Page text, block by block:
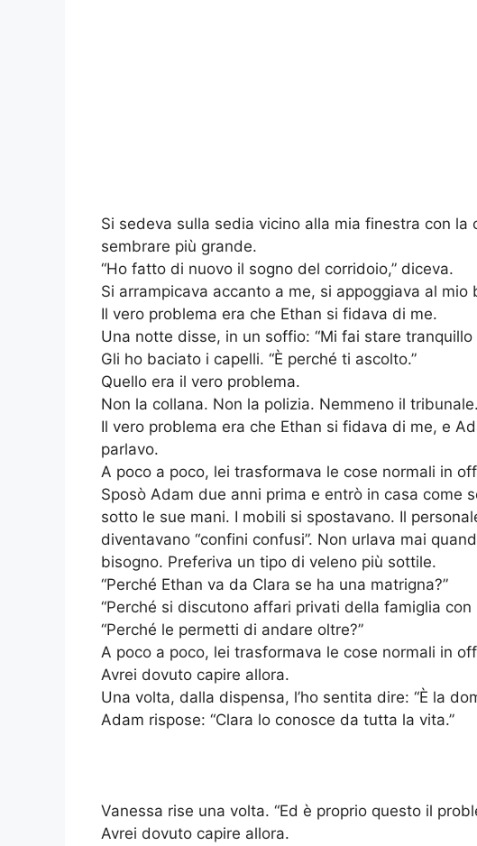
Si sedeva sulla sedia vicino alla mia finestra con
sembrare più grande.
“Ho fatto di nuovo il sogno del corridoio,” diceva.
Si arrampicava accanto a me, si appoggiava al mio
Il vero problema era che Ethan si fidava di me.
Una notte disse, in un soffio: “Mi fai stare tranquillo
Gli ho baciato i capelli. “È perché ti ascolto.”
Quello era il vero problema.
Non la collana. Non la polizia. Nemmeno il tribunale.
Il vero problema era che Ethan si fidava di me, e
parlavo.
A poco a poco, lei trasformava le cose normali in
Sposò Adam due anni prima e entrò in casa come
sotto le sue mani. I mobili si spostavano. Il
diventavano “confini confusi”. Non urlava mai
bisogno. Preferiva un tipo di veleno più sottile.
“Perché Ethan va da Clara se ha una matrigna?”
“Perché si discutono affari privati della famiglia con
“Perché le permetti di andare oltre?”
A poco a poco, lei trasformava le cose normali in
Avrei dovuto capire allora.
Una volta, dalla dispensa, l’ho sentita dire: “È la
Adam rispose: “Clara lo conosce da tutta la vita.”
Vanessa rise una volta. “Ed è proprio questo il
Avrei dovuto capire allora.